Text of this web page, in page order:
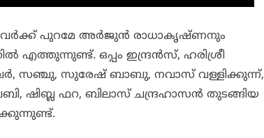
പുറമേ അര്‍ജുന്‍ രാധാകൃഷ്ണനും
എത്തുന്നുണ്ട്. ഒപ്പം ഇന്ദ്രന്‍സ്, ഹരിശ്രീ
സഞ്ചു, സുരേഷ് ബാബു, നവാസ് വള്ളിക്കുന്ന്,
ഷിബ്ല ഫറ, ബിലാസ് ചന്ദ്രഹാസന്‍ തുടങ്ങിയ